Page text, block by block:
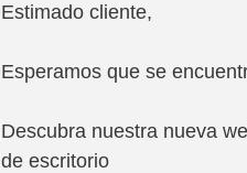
Estimado cliente,
Esperamos que se
Descubra nuestra nueva
de escritorio